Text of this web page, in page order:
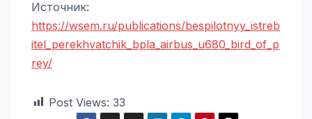
Источник:
https://wsem.ru/publications/bespilotnyy_istreb
itel_perekhvatchik_bpla_airbus_u680_bird_of_p
rey/
Post Views: 33